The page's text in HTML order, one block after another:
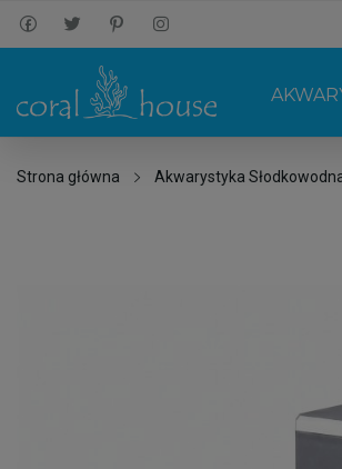
Strona główna Akwarystyka